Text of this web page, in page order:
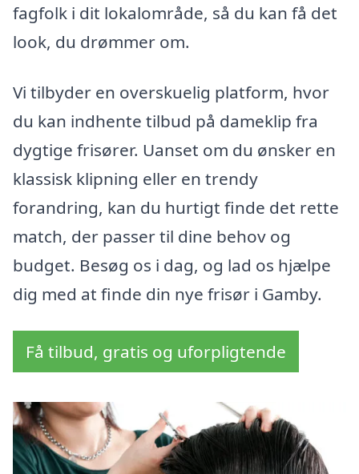
fagfolk i dit lokalområde, så du kan få det
look, du drømmer om.
Vi tilbyder en overskuelig platform, hvor
du kan indhente tilbud på dameklip fra
dygtige frisører. Uanset om du ønsker en
klassisk klipning eller en trendy
forandring, kan du hurtigt finde det rette
match, der passer til dine behov og
budget. Besøg os i dag, og lad os hjælpe
dig med at finde din nye frisør i Gamby.
Få tilbud, gratis og uforpligtende